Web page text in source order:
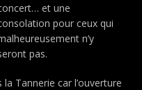
et une
pour ceux qui
n’y
pas.
Tannerie car l’ouverture